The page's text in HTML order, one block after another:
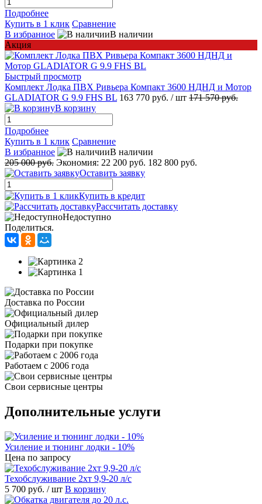
Подробнее
Купить в 1 клик Сравнение
В избранное
В наличии
Акция
Быстрый просмотр
Комплект Лодка ПВХ Ривьера Компакт 3600 НДНД и Мотор
GLADIATOR G 9.9 FHS BL 163 770 руб. / шт 171 570 руб.
В корзину
Подробнее
Купить в 1 клик Сравнение
В избранное
В наличии
205 000 руб. Экономия: 22 200 руб. 182 800 руб.
Оставить заявку
Купить в кредит
Рассчитать доставку
Недоступно
Поделиться.
Доставка по России
Официальный дилер
Подарки при покупке
Работаем с 2006 года
Свои сервисные центры
Дополнительные услуги
Усиление и тюнинг лодки - 10%
Цена по запросу
Техобслуживание 2хт 9,9-20 л/с
5 700 руб. / шт В корзину